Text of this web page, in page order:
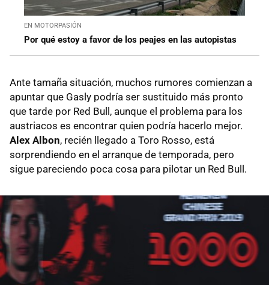
EN MOTORPASIÓN
Por qué estoy a favor de los peajes en las autopistas
Ante tamaña situación, muchos rumores comienzan a
apuntar que Gasly podría ser sustituido más pronto
que tarde por Red Bull, aunque el problema para los
austriacos es encontrar quien podría hacerlo mejor.
Alex Albon, recién llegado a Toro Rosso, está
sorprendiendo en el arranque de temporada, pero
sigue pareciendo poca cosa para pilotar un Red Bull.